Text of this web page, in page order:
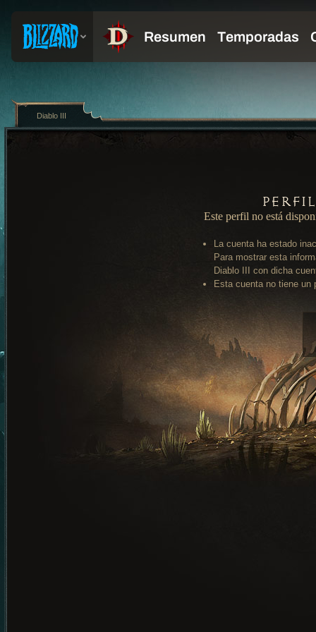
Este perfil no está
La cuenta ha estado
Para mostrar esta
Diablo III con dicha
Esta cuenta no tiene un
Diablo III